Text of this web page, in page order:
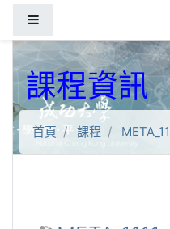
課程資訊
首頁 課程